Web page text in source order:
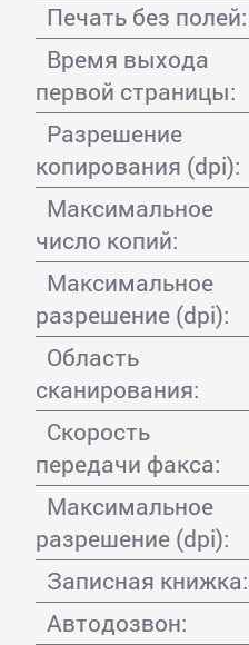
Печать без полей:
Время выхода
первой страницы:
Разрешение
копирования (dpi):
Максимальное
число копий:
Максимальное
разрешение (dpi):
Область
сканирования:
Скорость
передачи факса:
Максимальное
разрешение (dpi):
Записная книжка:
Автодозвон: